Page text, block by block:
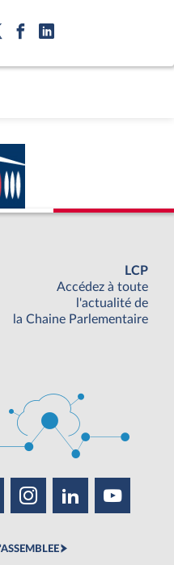
LCP
Accédez à toute
l'actualité de
la Chaine Parlementaire